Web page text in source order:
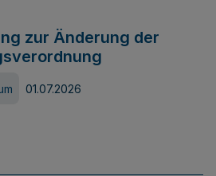
zur Änderung der
01.07.2026